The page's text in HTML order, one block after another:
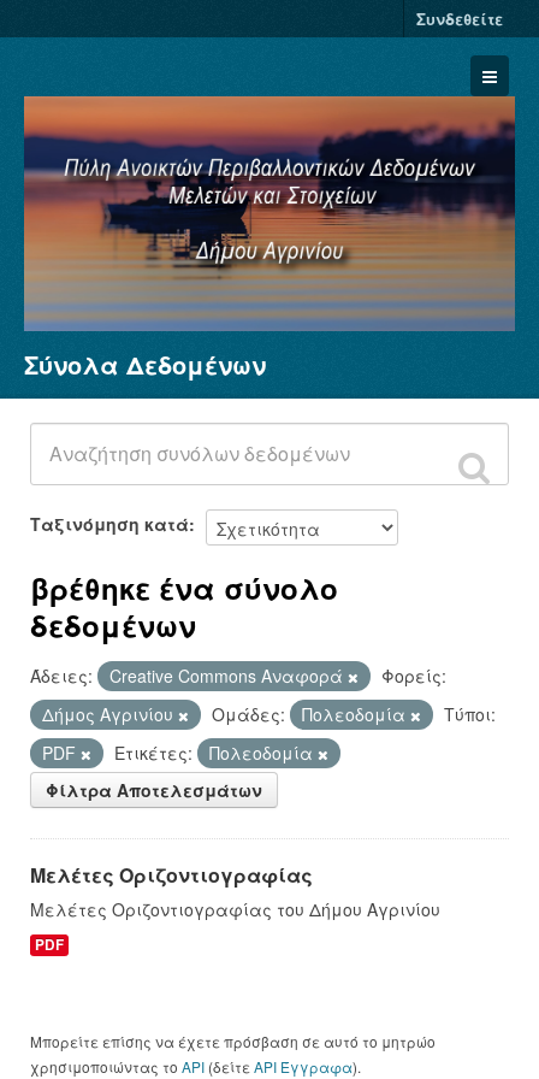
Συνδεθείτε
Σύνολα Δεδομένων
Φορείς
Ομάδες
Σχετικά
Σύνολα Δεδομένων
Ταξινόμηση κατά
βρέθηκε ένα σύνολο
δεδομένων
Άδειες: Creative Commons Αναφορά
Φορείς:
Δήμος Αγρινίου
Ομάδες: Πολεοδομία
Τύποι:
PDF
Ετικέτες:
Πολεοδομία
Φίλτρα Αποτελεσμάτων
Μελέτες Οριζοντιογραφίας
Μελέτες Οριζοντιογραφίας του Δήμου Αγρινίου
PDF
Μπορείτε επίσης να έχετε πρόσβαση σε αυτό το μητρώο
χρησιμοποιώντας το API (δείτε API Έγγραφα).